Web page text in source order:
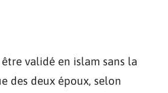
validé en islam sans la
des deux époux, selon